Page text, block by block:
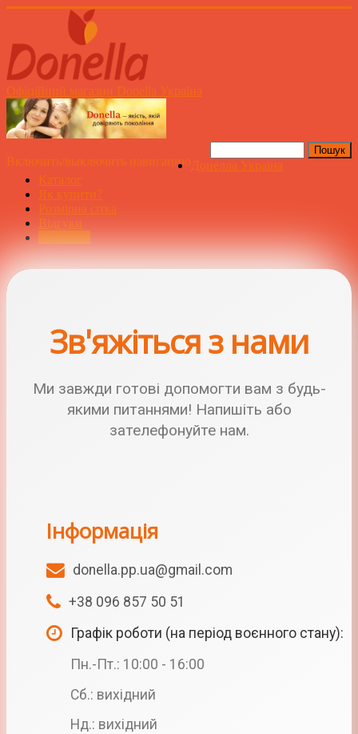
Офіційний магазин Donella Україна
Включить/выключить навигациюДонелла Україна
Каталог
Як купити?
Розмірна сітка
Відгуки
Контакти
Зв'яжіться з нами
Ми завжди готові допомогти вам з будь-
якими питаннями! Напишіть або
зателефонуйте нам.
Інформація
donella.pp.ua@gmail.com
+38 096 857 50 51
Графік роботи (на період воєнного стану):
Пн.-Пт.: 10:00 - 16:00
Сб.: вихідний
Нд.: вихідний